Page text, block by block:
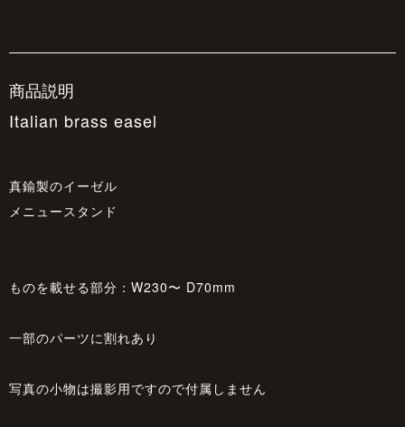
商品説明
Italian brass easel
真鍮製のイーゼル
メニュースタンド
ものを載せる部分：W230〜 D70mm
一部のパーツに割れあり
写真の小物は撮影用ですので付属しません